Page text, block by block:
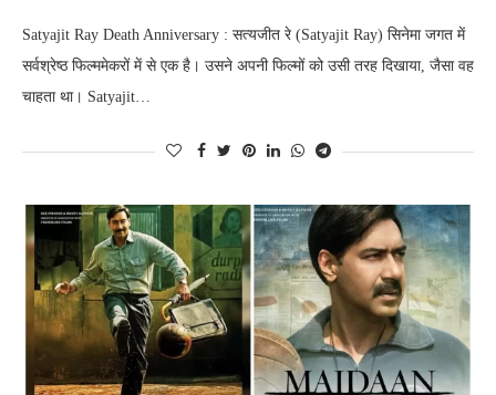
Satyajit Ray Death Anniversary : सत्यजीत रे (Satyajit Ray) सिनेमा जगत में
सर्वश्रेष्ठ फिल्ममेकरों में से एक है। उसने अपनी फिल्मों को उसी तरह दिखाया, जैसा वह
चाहता था। Satyajit…